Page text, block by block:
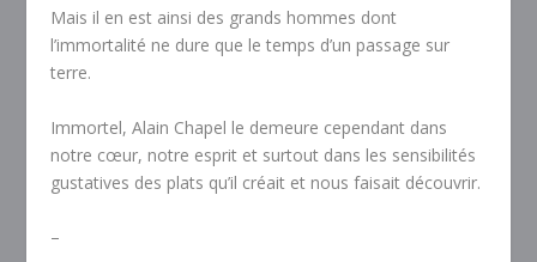
Mais il en est ainsi des grands hommes dont
l’immortalité ne dure que le temps d’un passage sur
terre.
Immortel, Alain Chapel le demeure cependant dans
notre cœur, notre esprit et surtout dans les sensibilités
gustatives des plats qu’il créait et nous faisait découvrir.
–